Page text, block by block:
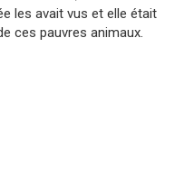
les avait vus et elle était
ces pauvres animaux.